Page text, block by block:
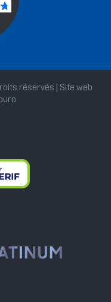
réservés | Site web